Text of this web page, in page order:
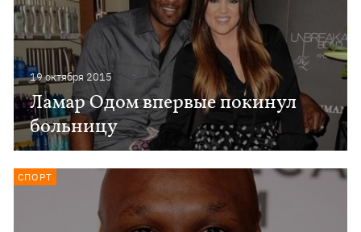
19 октября 2015
Ламар Одом впервые покинул
больницу
СПОРТ